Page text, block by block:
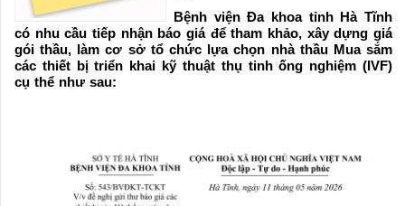
Bệnh viện Đa khoa tỉnh Hà Tĩnh
có nhu cầu tiếp nhận báo giá để tham khảo, xây dựng giá
gói thầu, làm cơ sở tổ chức lựa chọn nhà thầu Mua sắm
các thiết bị triển khai kỹ thuật thụ tinh ống nghiệm (IVF)
cụ thể như sau: